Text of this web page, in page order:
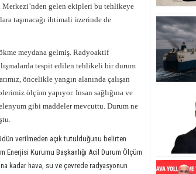
Merkezi’nden gelen ekipleri bu tehlikeye
taşınacağı ihtimali üzerinde de
meydana gelmiş. Radyoaktif
tespit edilen tehlikeli bir durum
öncelikle yangın alanında çalışan
ölçüm yapıyor. İnsan sağlığına ve
gibi maddeler mevcuttu. Durum ne
verilmeden açık tutulduğunu belirten
Enerjisi Kurumu Başkanlığı Acil Durum Ölçüm
kadar hava, su ve çevrede radyasyonun